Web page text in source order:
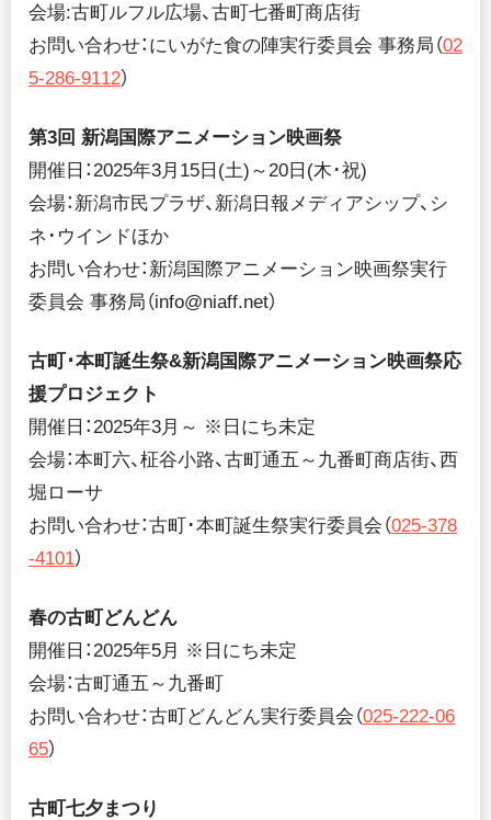
会場:古町ルフル広場、古町七番町商店街
お問い合わせ：にいがた食の陣実行委員会 事務局（02
5-286-9112）
第3回 新潟国際アニメーション映画祭
開催日：2025年3月15日(土)～20日(木･祝)
会場：新潟市民プラザ、新潟日報メディアシップ、シ
ネ･ウインドほか
お問い合わせ：新潟国際アニメーション映画祭実行
委員会 事務局（info@niaff.net）
古町･本町誕生祭&新潟国際アニメーション映画祭応
援プロジェクト
開催日：2025年3月～ ※日にち未定
会場：本町六、柾谷小路、古町通五～九番町商店街、西
堀ローサ
お問い合わせ：古町･本町誕生祭実行委員会（025-378
-4101）
春の古町どんどん
開催日：2025年5月 ※日にち未定
会場：古町通五～九番町
お問い合わせ：古町どんどん実行委員会（025-222-06
65）
古町七夕まつり